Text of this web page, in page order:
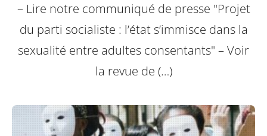
– Lire notre communiqué de presse "Projet
du parti socialiste : l’état s’immisce dans la
sexualité entre adultes consentants" – Voir
la revue de (…)